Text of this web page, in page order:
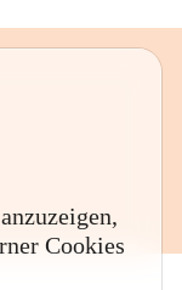
Cookies